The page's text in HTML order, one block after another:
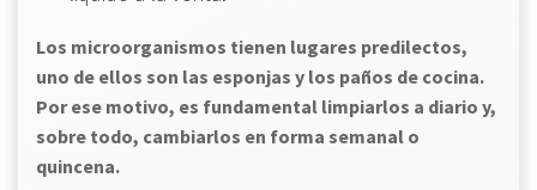
Los microorganismos tienen lugares predilectos,
uno de ellos son las esponjas y los paños de cocina.
Por ese motivo, es fundamental limpiarlos a diario y,
sobre todo, cambiarlos en forma semanal o
quincena.